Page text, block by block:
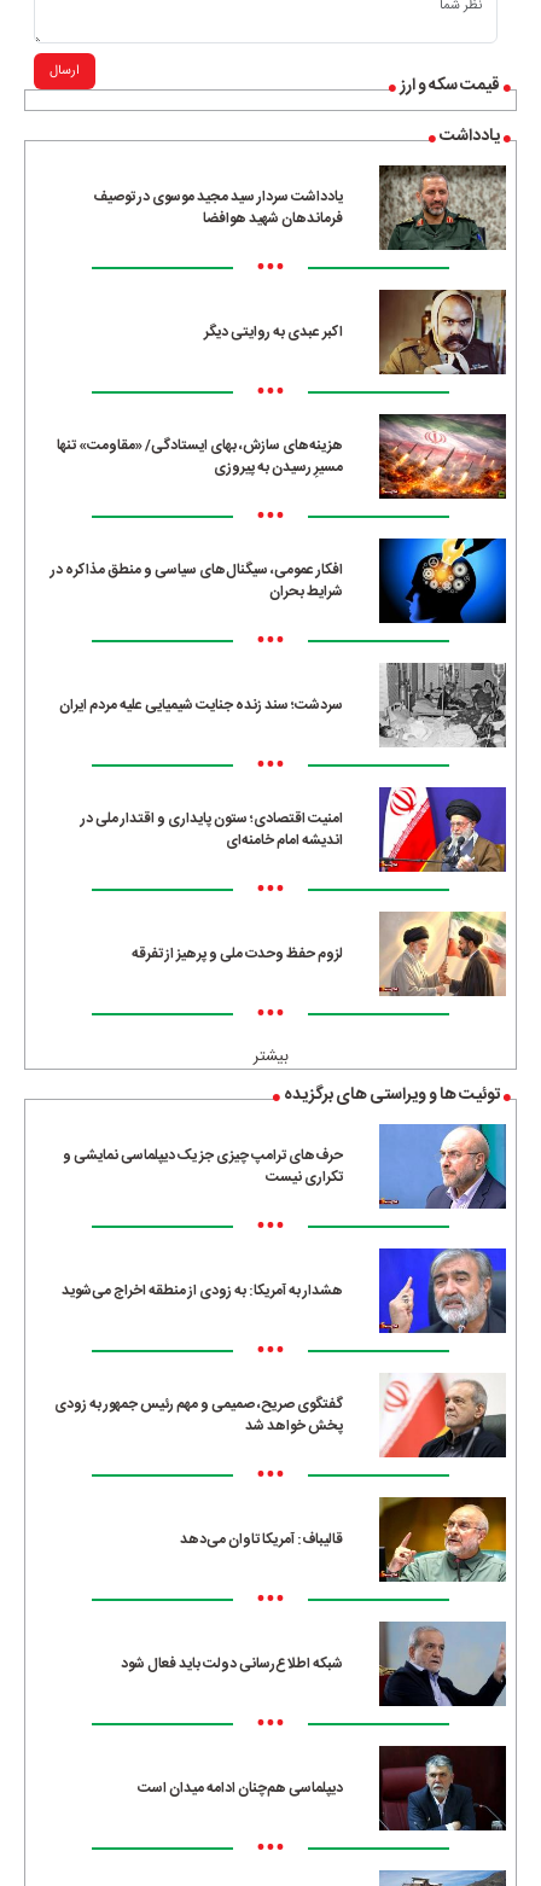
قیمت سکه و ارز
یادداشت
یادداشت سردار سید مجید موسوی در توصیف
فرماندهان شهید هوافضا
•••
اکبر عبدی به روایتی دیگر
•••
هزینه‌های سازش، بهای ایستادگی/ «مقاومت» تنها
مسیرِ رسیدن به پیروزی
•••
افکار عمومی، سیگنال‌های سیاسی و منطق مذاکره در
شرایط بحران
•••
سردشت؛ سند زنده جنایت شیمیایی علیه مردم ایران
•••
امنیت اقتصادی؛ ستون پایداری و اقتدار ملی در
اندیشه امام خامنه‌ای
•••
لزوم حفظ وحدت ملی و پرهیز از تفرقه
•••
بیشتر
توئیت ها و ویراستی های برگزیده
حرف‌های ترامپ چیزی جز یک دیپلماسی نمایشی و
تکراری نیست
•••
هشدار به آمریکا: به زودی از منطقه اخراج می‌شوید
•••
گفتگوی صریح، صمیمی و مهم رئیس جمهور به زودی
پخش خواهد شد
•••
قالیباف: آمریکا تاوان می‌دهد
•••
شبکه اطلاع‌رسانی دولت باید فعال شود
•••
دیپلماسی هم‌چنان ادامه میدان است
•••
ارسال